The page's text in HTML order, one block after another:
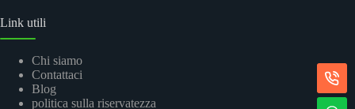
Link utili
Chi siamo
Contattaci
Blog
politica sulla riservatezza